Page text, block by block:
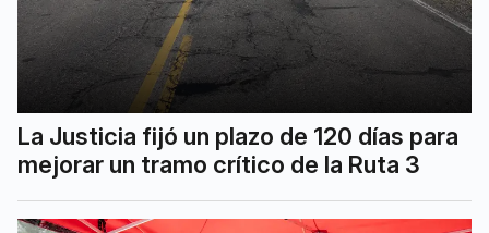
La Justicia fijó un plazo de 120 días para
mejorar un tramo crítico de la Ruta 3